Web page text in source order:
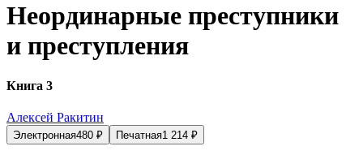
Неординарные преступники
и преступления
Книга 3
Алексей Ракитин
Электронная480 ₽ Печатная1 214 ₽